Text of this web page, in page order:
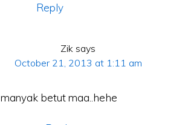
Reply
Zik says
October 21, 2013 at 1:11 am
manyak betut maa..hehe